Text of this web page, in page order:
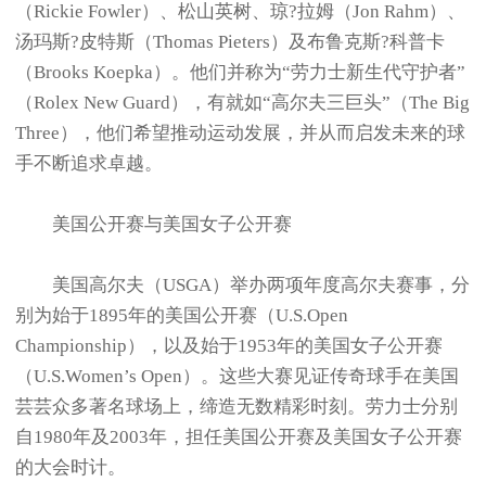
（Rickie Fowler）、松山英树、琼?拉姆（Jon Rahm）、
汤玛斯?皮特斯（Thomas Pieters）及布鲁克斯?科普卡
（Brooks Koepka）。他们并称为“劳力士新生代守护者”
（Rolex New Guard），有就如“高尔夫三巨头”（The Big
Three），他们希望推动运动发展，并从而启发未来的球
手不断追求卓越。
美国公开赛与美国女子公开赛
美国高尔夫（USGA）举办两项年度高尔夫赛事，分
别为始于1895年的美国公开赛（U.S.Open
Championship），以及始于1953年的美国女子公开赛
（U.S.Women’s Open）。这些大赛见证传奇球手在美国
芸芸众多著名球场上，缔造无数精彩时刻。劳力士分别
自1980年及2003年，担任美国公开赛及美国女子公开赛
的大会时计。